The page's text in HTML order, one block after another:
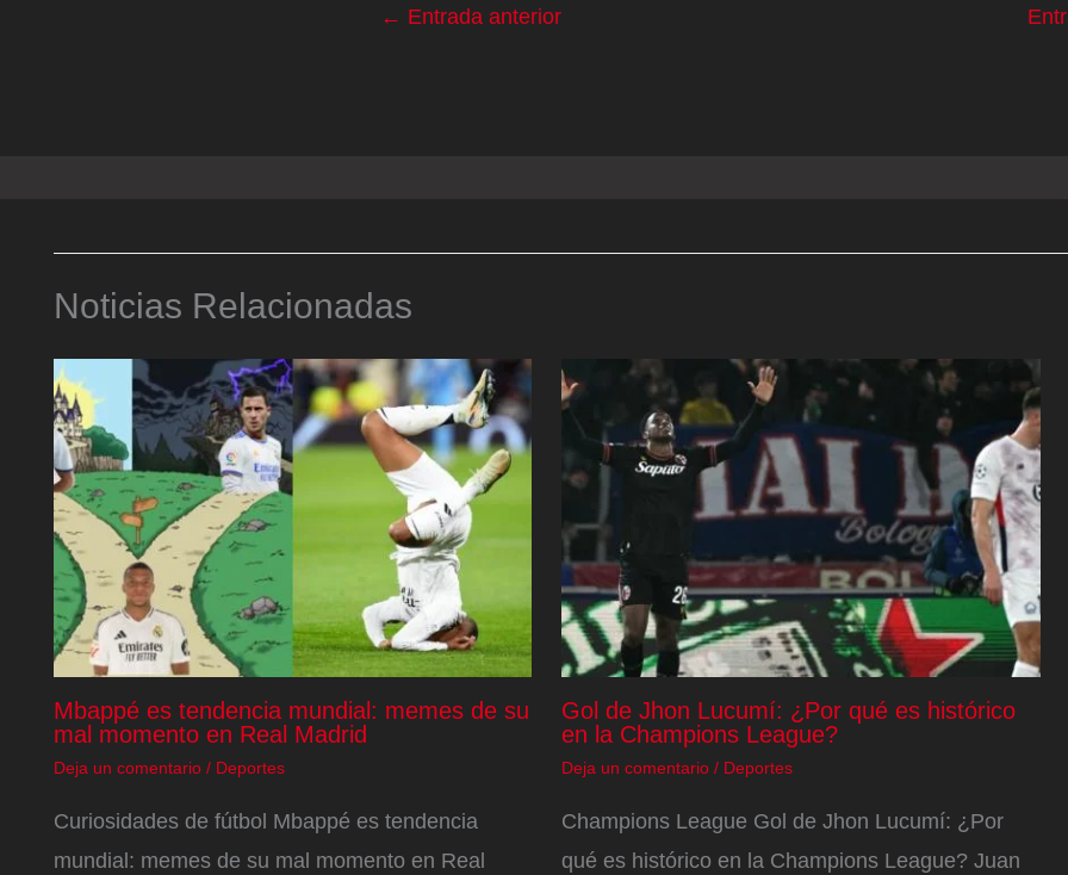
← Entrada anterior
Noticias Relacionadas
Mbappé es tendencia mundial: memes de su
mal momento en Real Madrid
Deja un comentario / Deportes
Curiosidades de fútbol Mbappé es tendencia
mundial: memes de su mal momento en Real
Gol de Jhon Lucumí: ¿Por qué es histórico
en la Champions League?
Deja un comentario / Deportes
Champions League Gol de Jhon Lucumí: ¿Por
qué es histórico en la Champions League? Juan